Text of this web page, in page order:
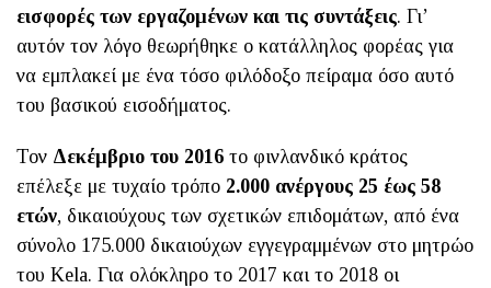
εισφορές των εργαζομένων και τις συντάξεις. Γι’
αυτόν τον λόγο θεωρήθηκε ο κατάλληλος φορέας για
να εμπλακεί με ένα τόσο φιλόδοξο πείραμα όσο αυτό
του βασικού εισοδήματος.
Toν Δεκέμβριο του 2016 το φινλανδικό κράτος
επέλεξε με τυχαίο τρόπο 2.000 ανέργους 25 έως 58
ετών, δικαιούχους των σχετικών επιδομάτων, από ένα
σύνολο 175.000 δικαιούχων εγγεγραμμένων στο μητρώο
του Kela. Για ολόκληρο το 2017 και το 2018 οι